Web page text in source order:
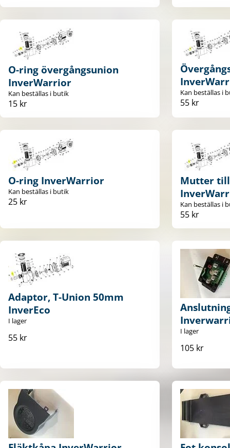
O-ring övergångsunion
InverWarrior
Kan beställas i butik
15 kr
Kan beställas i
55 kr
O-ring InverWarrior
Kan beställas i butik
25 kr
Mutter
Kan beställas i
55 kr
Adaptor, T-Union 50mm
InverEco
I lager
55 kr
I lager
105 kr